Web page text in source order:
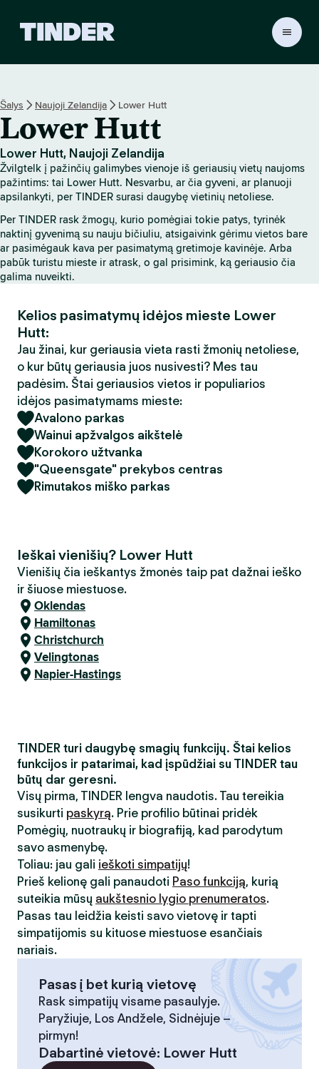
R
p
a
g
r
i
n
n
i
s
Šalys Naujoji Zelandija Lower Hutt
Lower Hutt
Lower Hutt, Naujoji Zelandija
Žvilgtelk į pažinčių galimybes vienoje iš geriausių vietų naujoms
pažintims: tai Lower Hutt. Nesvarbu, ar čia gyveni, ar planuoji
apsilankyti, per TINDER surasi daugybę vietinių netoliese.
Per TINDER rask žmogų, kurio pomėgiai tokie patys, tyrinėk
naktinį gyvenimą su nauju bičiuliu, atsigaivink gėrimu vietos bare
ar pasimėgauk kava per pasimatymą gretimoje kavinėje. Arba
pabūk turistu mieste ir atrask, o gal prisimink, ką geriausio čia
galima nuveikti.
Kelios pasimatymų idėjos mieste Lower
Hutt:
Jau žinai, kur geriausia vieta rasti žmonių netoliese,
o kur būtų geriausia juos nusivesti? Mes tau
padėsim. Štai geriausios vietos ir populiarios
idėjos pasimatymams mieste:
Avalono parkas
Wainui apžvalgos aikštelė
Korokoro užtvanka
"Queensgate" prekybos centras
Rimutakos miško parkas
Ieškai vienišių? Lower Hutt
Vienišių čia ieškantys žmonės taip pat dažnai ieško
ir šiuose miestuose.
Oklendas
Hamiltonas
Christchurch
Velingtonas
Napier-Hastings
TINDER turi daugybę smagių funkcijų. Štai kelios
funkcijos ir patarimai, kad įspūdžiai su TINDER tau
būtų dar geresni.
Visų pirma, TINDER lengva naudotis. Tau tereikia
susikurti paskyrą. Prie profilio būtinai pridėk
Pomėgių, nuotraukų ir biografiją, kad parodytum
savo asmenybę.
Toliau: jau gali ieškoti simpatijų!
Prieš kelionę gali panaudoti Paso funkciją, kurią
suteikia mūsų aukštesnio lygio prenumeratos.
Pasas tau leidžia keisti savo vietovę ir tapti
simpatijomis su kituose miestuose esančiais
nariais.
Pasas į bet kurią vietovę
Rask simpatijų visame pasaulyje.
Paryžiuje, Los Andžele, Sidnėjuje –
pirmyn!
Dabartinė vietovė: Lower Hutt